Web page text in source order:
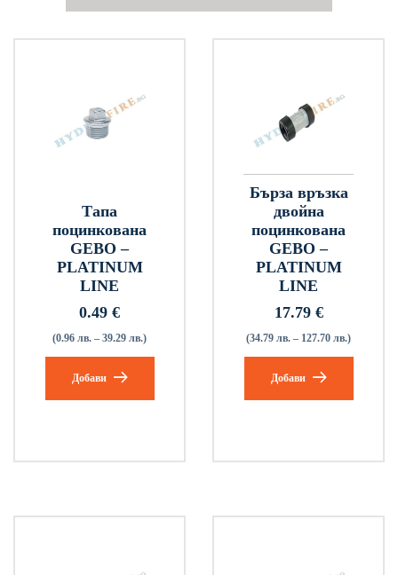
Tапа
поцинкована
GEBO –
PLATINUM
LINE
0.49 €
(0.96 лв. – 39.29 лв.)
Добави
Бърза връзка
двойна
поцинкована
GEBO –
PLATINUM
LINE
17.79 €
(34.79 лв. – 127.70 лв.)
Добави